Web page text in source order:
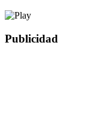
Publicidad